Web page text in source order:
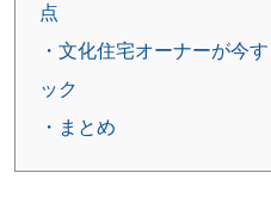
点
・文化住宅オーナーが今
ック
・まとめ